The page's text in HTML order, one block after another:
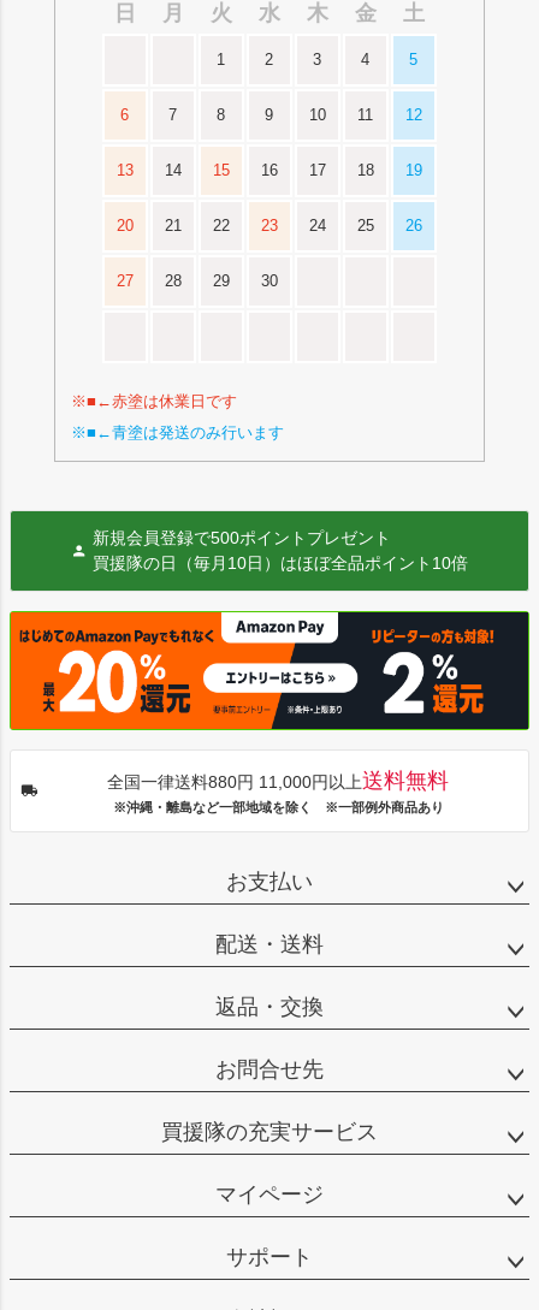
日
月 火 水 木 金 土
1 2 3 4 5
6 7 8 9 10 11 12
13 14 15 16 17 18 19
20 21 22 23 24 25 26
27 28 29 30
※■←赤塗は休業日です
※■←青塗は発送のみ行います
新規会員登録で500ポイントプレゼント
買援隊の日（毎月10日）はほぼ全品ポイント10倍
全国一律送料880円 11,000円以上送料無料
※沖縄・離島など一部地域を除く ※一部例外商品あり
お支払い
配送・送料
返品・交換
お問合せ先
買援隊の充実サービス
マイページ
サポート